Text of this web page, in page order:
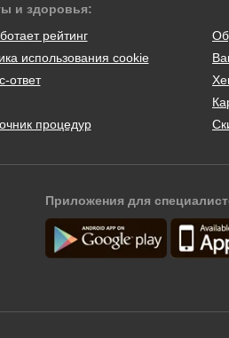
и здоровья:
рейтинг
использования cookie
ответ
процедур
Приложения для